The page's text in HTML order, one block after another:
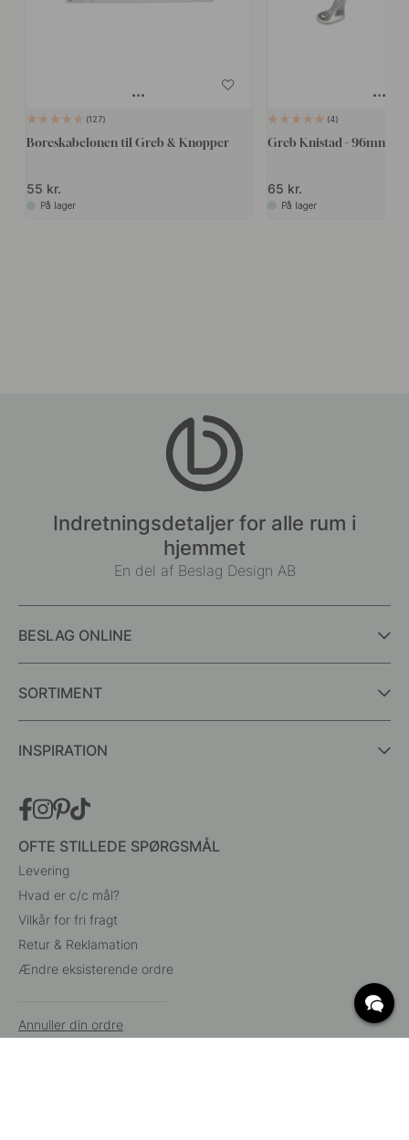
127
Boreskabelonen til Greb & Knopper
55 kr.
På lager
4
Greb Knistad - 96mm -
65 kr.
På lager
Indretningsdetaljer for alle rum i
hjemmet
En del af Beslag Design AB
BESLAG ONLINE
SORTIMENT
INSPIRATION
OFTE STILLEDE SPØRGSMÅL
Levering
Hvad er c/c mål?
Vilkår for fri fragt
Retur & Reklamation
Ændre eksisterende ordre
Annuller din ordre